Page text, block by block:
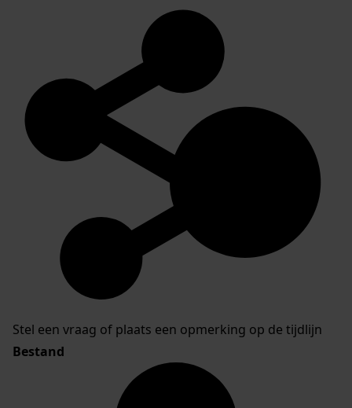
Stel een vraag of plaats een opmerking op de tijdlijn
Bestand